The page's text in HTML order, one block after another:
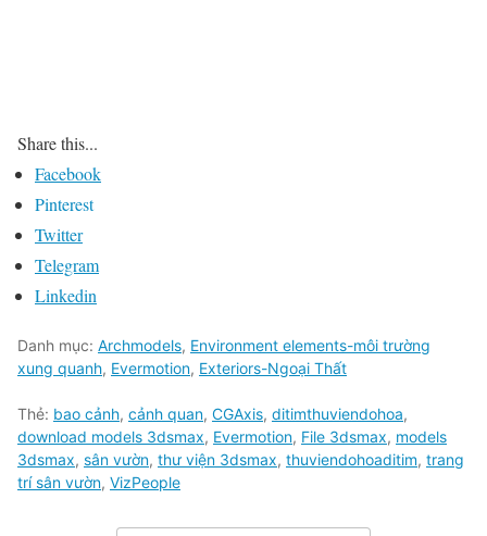
Share this...
Facebook
Pinterest
Twitter
Telegram
Linkedin
Danh mục: Archmodels, Environment elements-môi trường
xung quanh, Evermotion, Exteriors-Ngoại Thất
Thẻ: bao cảnh, cảnh quan, CGAxis, ditimthuviendohoa,
download models 3dsmax, Evermotion, File 3dsmax, models
3dsmax, sân vườn, thư viện 3dsmax, thuviendohoaditim, trang
trí sân vườn, VizPeople